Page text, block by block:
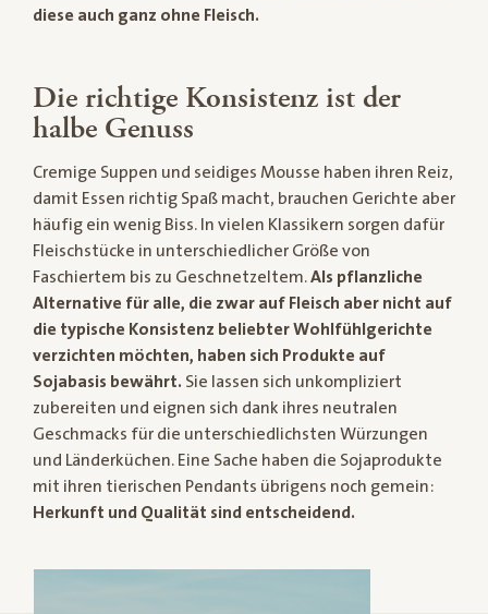
diese auch ganz ohne Fleisch.
Die richtige Konsistenz ist der
halbe Genuss
Cremige Suppen und seidiges Mousse haben ihren Reiz,
damit Essen richtig Spaß macht, brauchen Gerichte aber
häufig ein wenig Biss. In vielen Klassikern sorgen dafür
Fleischstücke in unterschiedlicher Größe von
Faschiertem bis zu Geschnetzeltem.Als pflanzliche
Alternative für alle, die zwar auf Fleisch aber nicht auf
die typische Konsistenz beliebter Wohlfühlgerichte
verzichten möchten, haben sich Produkte auf
Sojabasis bewährt. Sie lassen sich unkompliziert
zubereiten und eignen sich dank ihres neutralen
Geschmacks für die unterschiedlichsten Würzungen
und Länderküchen. Eine Sache haben die Sojaprodukte
mit ihren tierischen Pendants übrigens noch gemein:
Herkunft und Qualität sind entscheidend.